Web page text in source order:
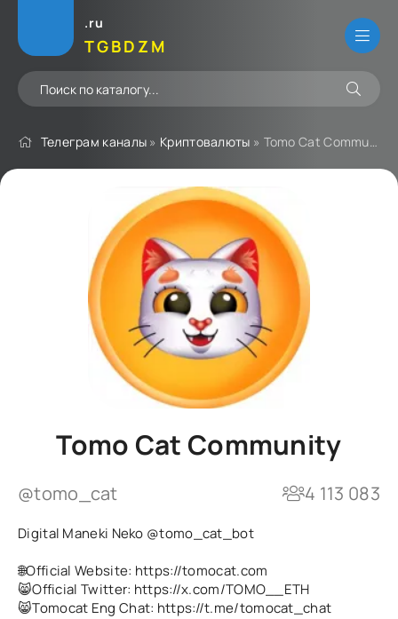
.ru
TGBDZM
Телеграм каналы » Криптовалюты » Tomo Cat Community
Tomo Cat Community
@tomo_cat 4 113 083
Digital Maneki Neko @tomo_cat_bot
🌐Official Website: https://tomocat.com
😸Official Twitter: https://x.com/TOMO__ETH
😸Tomocat Eng Chat: https://t.me/tomocat_chat